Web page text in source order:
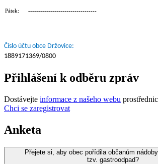
Pátek: ----------------------------------
Číslo účtu obce Držovice:
1889171369/0800
Přihlášení k odběru zpráv
Dostávejte informace z našeho webu
Chci se zaregistrovat
Anketa
Přejete si, aby obec pořídila občanům
tzv. gastroodpad?